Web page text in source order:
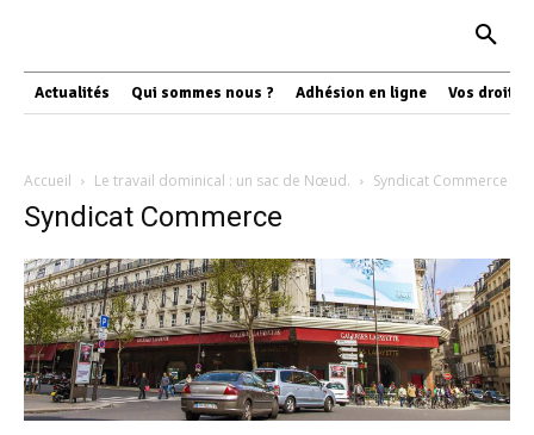
Actualités Qui sommes nous ? Adhésion en ligne Vos droits
Accueil Le travail dominical : un sac de Nœud. Syndicat Commerce
Syndicat Commerce